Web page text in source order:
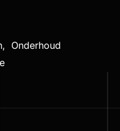
Onderhoud